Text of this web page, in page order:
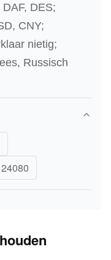
DES;
CNY;
nietig;
Russisch